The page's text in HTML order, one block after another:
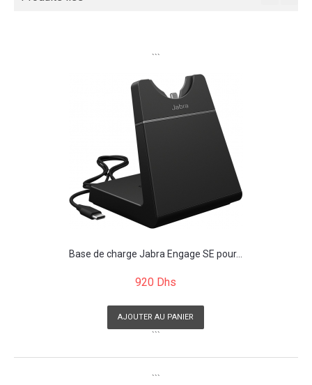
```
Base de charge Jabra Engage SE pour...
920 Dhs
AJOUTER AU PANIER
```
```